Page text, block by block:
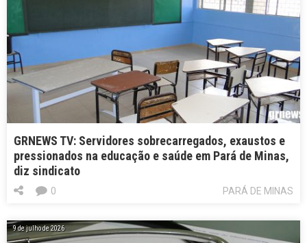
GRNEWS TV: Servidores sobrecarregados, exaustos e
pressionados na educação e saúde em Pará de Minas,
diz sindicato
PARÁ DE MINAS
0
9 de julho de 2026